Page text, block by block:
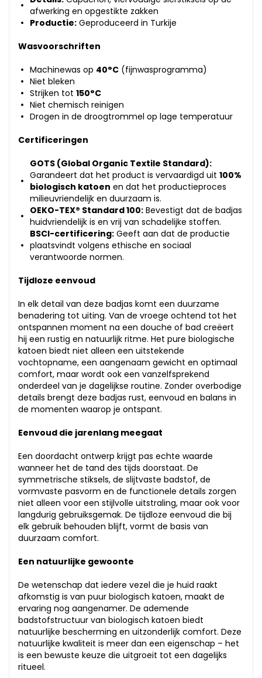
afwerking en opgestikte zakken
Productie: Geproduceerd in Turkije
Wasvoorschriften
Machinewas op 40°C (fijnwasprogramma)
Niet bleken
Strijken tot 150°C
Niet chemisch reinigen
Drogen in de droogtrommel op lage temperatuur
Certificeringen
GOTS (Global Organic Textile Standard):
Garandeert dat het product is vervaardigd uit 100%
biologisch katoen en dat het productieproces
milieuvriendelijk en duurzaam is.
OEKO-TEX® Standard 100: Bevestigt dat de badjas
huidvriendelijk is en vrij van schadelijke stoffen.
BSCI-certificering: Geeft aan dat de productie
plaatsvindt volgens ethische en sociaal
verantwoorde normen.
Tijdloze eenvoud
In elk detail van deze badjas komt een duurzame
benadering tot uiting. Van de vroege ochtend tot het
ontspannen moment na een douche of bad creëert
hij een rustig en natuurlijk ritme. Het pure biologische
katoen biedt niet alleen een uitstekende
vochtopname, een aangenaam gewicht en optimaal
comfort, maar wordt ook een vanzelfsprekend
onderdeel van je dagelijkse routine. Zonder overbodige
details brengt deze badjas rust, eenvoud en balans in
de momenten waarop je ontspant.
Eenvoud die jarenlang meegaat
Een doordacht ontwerp krijgt pas echte waarde
wanneer het de tand des tijds doorstaat. De
symmetrische stiksels, de slijtvaste badstof, de
vormvaste pasvorm en de functionele details zorgen
niet alleen voor een stijlvolle uitstraling, maar ook voor
langdurig gebruiksgemak. De tijdloze eenvoud die bij
elk gebruik behouden blijft, vormt de basis van
duurzaam comfort.
Een natuurlijke gewoonte
De wetenschap dat iedere vezel die je huid raakt
afkomstig is van puur biologisch katoen, maakt de
ervaring nog aangenamer. De ademende
badstofstructuur van biologisch katoen biedt
natuurlijke bescherming en uitzonderlijk comfort. Deze
natuurlijke kwaliteit is meer dan een eigenschap – het
is een bewuste keuze die uitgroeit tot een dagelijks
ritueel.